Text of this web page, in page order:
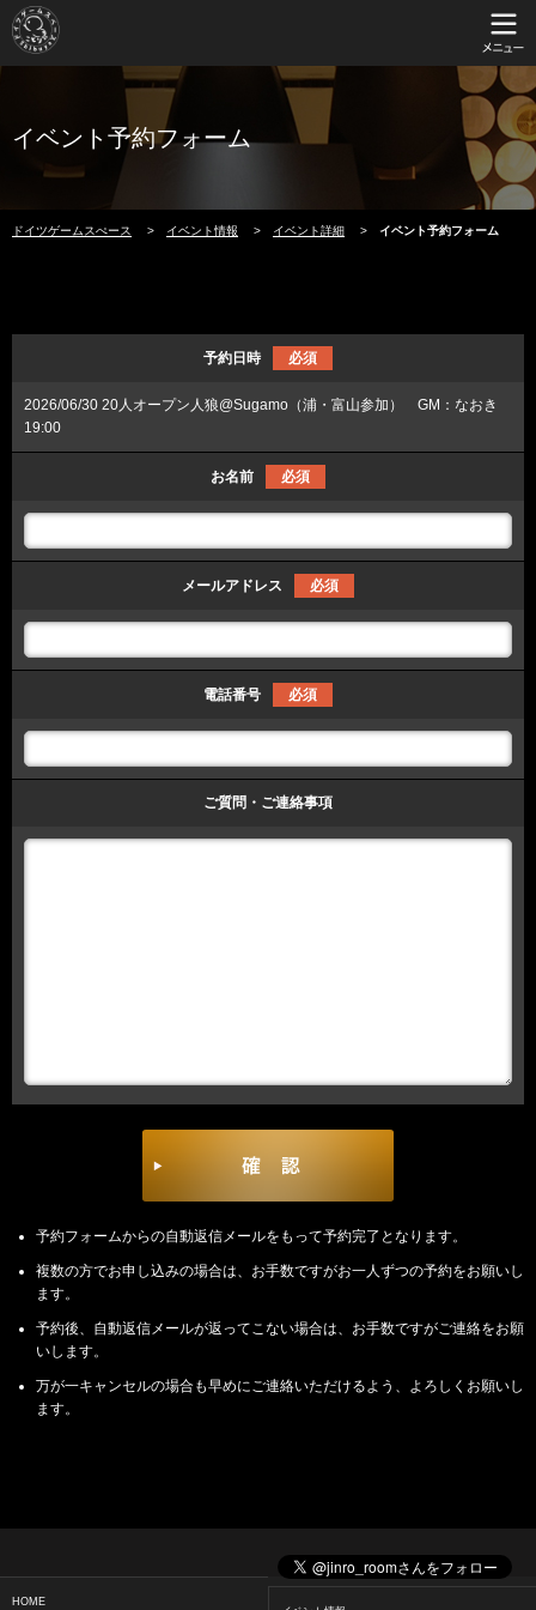
イベント予約フォーム
ドイツゲームスぺース イベント情報 イベント詳細 イベント予約フォーム
予約日時 必須
2026/06/30 20人オープン人狼@Sugamo（浦・富山参加） GM：なおき
19:00
お名前 必須
メールアドレス 必須
電話番号 必須
ご質問・ご連絡事項
予約フォームからの自動返信メールをもって予約完了となります。
複数の方でお申し込みの場合は、お手数ですがお一人ずつの予約をお願いし
ます。
予約後、自動返信メールが返ってこない場合は、お手数ですがご連絡をお願
いします。
万が一キャンセルの場合も早めにご連絡いただけるよう、よろしくお願いし
ます。
HOME